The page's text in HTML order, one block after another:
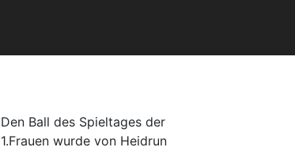
Den Ball des Spieltages der
1.Frauen wurde von Heidrun